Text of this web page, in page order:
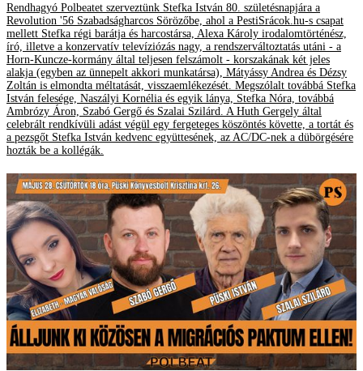
Rendhagyó Polbeatet szerveztünk Stefka István 80. születésnapjára a
Revolution '56 Szabadságharcos Sörözőbe, ahol a PestiSrácok.hu-s csapat
mellett Stefka régi barátja és harcostársa, Alexa Károly irodalomtörténész,
író, illetve a konzervatív televíziózás nagy, a rendszerváltoztatás utáni - a
Horn-Kuncze-kormány által teljesen felszámolt - korszakának két jeles
alakja (egyben az ünnepelt akkori munkatársa), Mátyássy Andrea és Dézsy
Zoltán is elmondta méltatását, visszaemlékezését. Megszólalt továbbá Stefka
István felesége, Naszályi Kornélia és egyik lánya, Stefka Nóra, továbbá
Ambrózy Áron, Szabó Gergő és Szalai Szilárd. A Huth Gergely által
celebrált rendkívüli adást végül egy fergeteges köszöntés követte, a tortát és
a pezsgőt Stefka István kedvenc együttesének, az AC/DC-nek a dübörgésére
hozták be a kollégák.